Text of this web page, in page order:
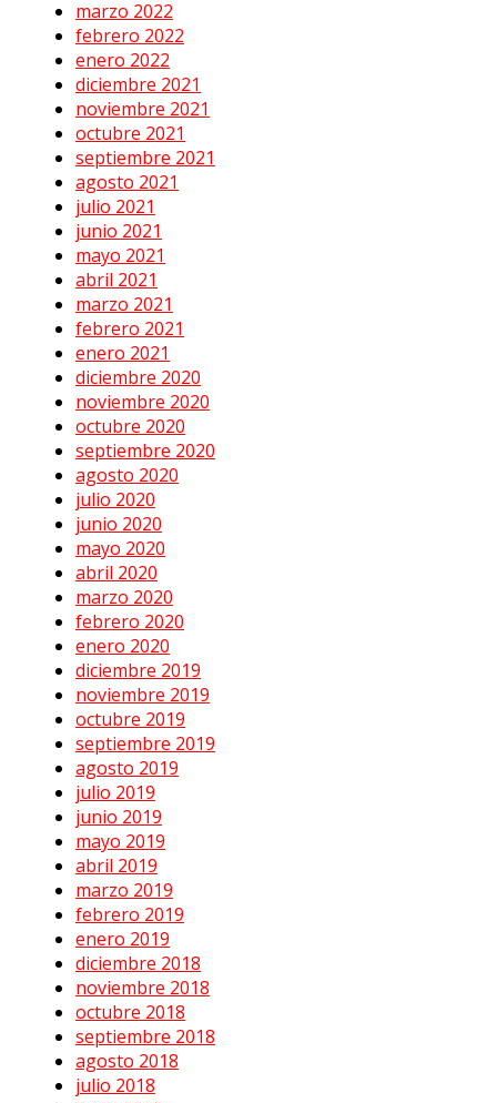
marzo 2022
febrero 2022
enero 2022
diciembre 2021
noviembre 2021
octubre 2021
septiembre 2021
agosto 2021
julio 2021
junio 2021
mayo 2021
abril 2021
marzo 2021
febrero 2021
enero 2021
diciembre 2020
noviembre 2020
octubre 2020
septiembre 2020
agosto 2020
julio 2020
junio 2020
mayo 2020
abril 2020
marzo 2020
febrero 2020
enero 2020
diciembre 2019
noviembre 2019
octubre 2019
septiembre 2019
agosto 2019
julio 2019
junio 2019
mayo 2019
abril 2019
marzo 2019
febrero 2019
enero 2019
diciembre 2018
noviembre 2018
octubre 2018
septiembre 2018
agosto 2018
julio 2018